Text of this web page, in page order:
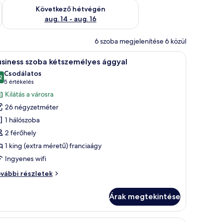
aug. 7 - aug. 9
Következő hétvégén
aug. 14 - aug. 16
A következő hétvégi rendelkezésre állás ellenőrzése: aug. 14 -
6 szoba megjelenítése 6 közül
egy ágy, éjjeliszekrények, egy íróasztal és egy szék.
Egy gondosan megterített, két személyes
15 szoba kétszemélyes ággyal
ből 9,2
Csodálatos
5 értékelés
(5
értékelés)
Kilátás a városra
26 négyzetméter
1 hálószoba
2 férőhely
1 king (extra méretű) franciaágy
Ingyenes wifi
részletek
Árak megtekintése